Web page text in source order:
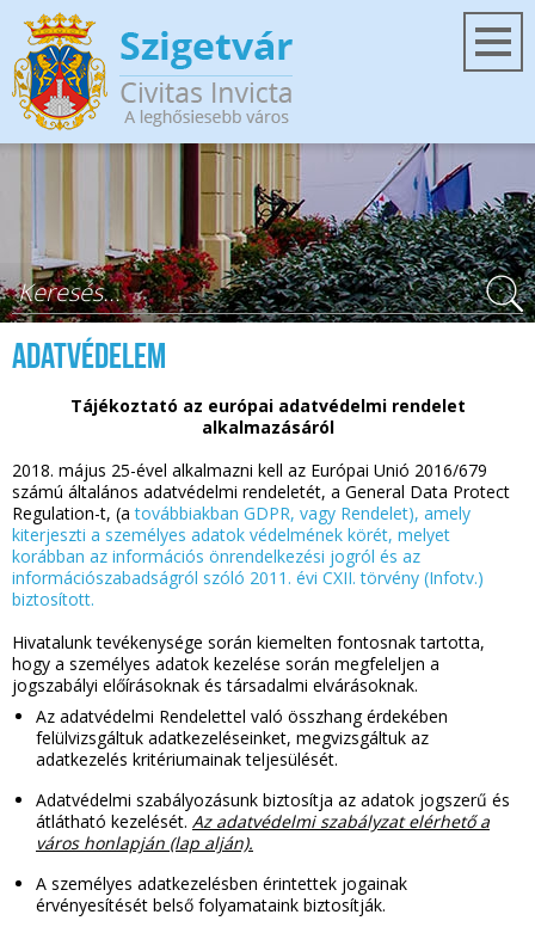
Ugrás a tartalomra
Keresés űrlap
Adatvédelem
Tájékoztató az európai adatvédelmi rendelet
alkalmazásáról
2018. május 25-ével alkalmazni kell az Európai Unió 2016/679
számú általános adatvédelmi rendeletét, a General Data Protect
Regulation-t, (atovábbiakban GDPR, vagy Rendelet), amely
kiterjeszti a személyes adatok védelmének körét, melyet
korábban az információs önrendelkezési jogról és az
információszabadságról szóló 2011. évi CXII. törvény (Infotv.)
biztosított.
Hivatalunk tevékenysége során kiemelten fontosnak tartotta,
hogy a személyes adatok kezelése során megfeleljen a
jogszabályi előírásoknak és társadalmi elvárásoknak.
Az adatvédelmi Rendelettel való összhang érdekében
felülvizsgáltuk adatkezeléseinket, megvizsgáltuk az
adatkezelés kritériumainak teljesülését.
Adatvédelmi szabályozásunk biztosítja az adatok jogszerű és
átlátható kezelését. Az adatvédelmi szabályzat elérhető a
város honlapján (lap alján).
A személyes adatkezelésben érintettek jogainak
érvényesítését belső folyamataink biztosítják.